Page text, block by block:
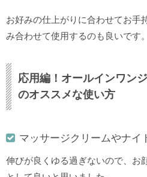
お好みの仕上がりに合わせてお手
み合わせて使用するのも良いです。
応用編！オールインワン
のオススメな使い方
マッサージクリームやナイ
伸びが良くゆる過ぎないので、お